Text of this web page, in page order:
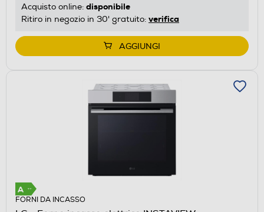
Acquisto online: disponibile
Ritiro in negozio in 30' gratuito: verifica
AGGIUNGI
FORNI DA INCASSO